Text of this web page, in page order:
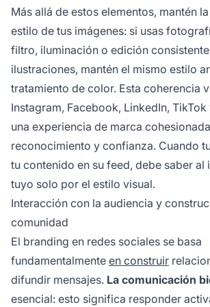
Más allá de estos elementos, mantén
estilo de tus imágenes: si usas
filtro, iluminación o edición
ilustraciones, mantén el mismo estilo
tratamiento de color. Esta coherencia
Instagram, Facebook, LinkedIn,
una experiencia de marca
reconocimiento y confianza. Cuando
tu contenido en su feed, debe saber al
tuyo solo por el estilo visual.
Interacción con la audiencia y
comunidad
El branding en redes sociales se basa
fundamentalmente en construir
difundir mensajes. La comunicación
esencial: esto significa responder